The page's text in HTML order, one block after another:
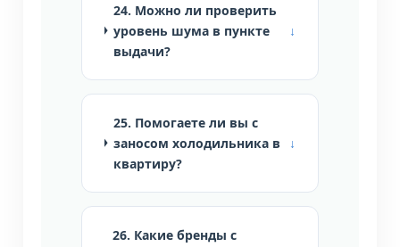
24. Можно ли проверить
уровень шума в пункте
выдачи?
25. Помогаете ли вы с
заносом холодильника в
квартиру?
26. Какие бренды с